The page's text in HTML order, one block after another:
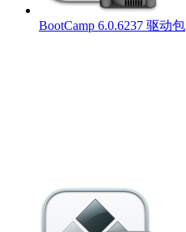
BootCamp 6.0.6237 驱动包